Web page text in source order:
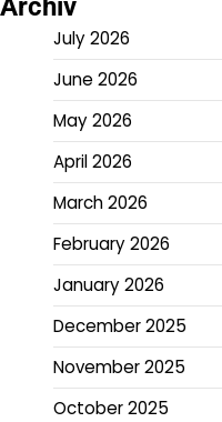
Archiv
July 2026
June 2026
May 2026
April 2026
March 2026
February 2026
January 2026
December 2025
November 2025
October 2025